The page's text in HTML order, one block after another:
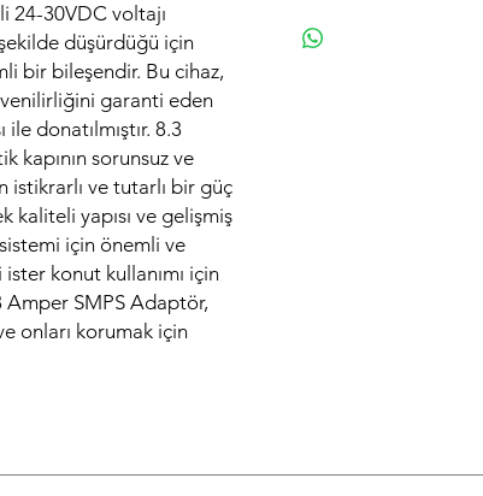
24-30VDC voltajı
düşürdüğü için
bir bileşendir. Bu cihaz,
garanti eden
ile donatılmıştır. 8.3
kapının sorunsuz ve
istikrarlı ve tutarlı bir güç
kaliteli yapısı ve gelişmiş
için önemli ve
konut kullanımı için
Amper SMPS Adaptör,
onları korumak için